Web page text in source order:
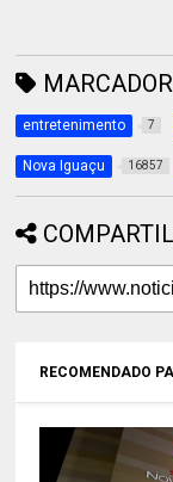
entretenimento 7
Nova Iguaçu 16857
RECOMENDADO